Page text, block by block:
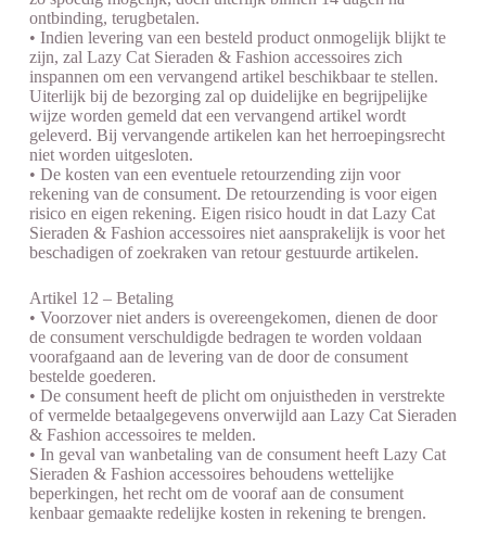
ontbinding, terugbetalen.
• Indien levering van een besteld product onmogelijk blijkt te
zijn, zal Lazy Cat Sieraden & Fashion accessoires zich
inspannen om een vervangend artikel beschikbaar te stellen.
Uiterlijk bij de bezorging zal op duidelijke en begrijpelijke
wijze worden gemeld dat een vervangend artikel wordt
geleverd. Bij vervangende artikelen kan het herroepingsrecht
niet worden uitgesloten.
• De kosten van een eventuele retourzending zijn voor
rekening van de consument. De retourzending is voor eigen
risico en eigen rekening. Eigen risico houdt in dat Lazy Cat
Sieraden & Fashion accessoires niet aansprakelijk is voor het
beschadigen of zoekraken van retour gestuurde artikelen.
Artikel 12 – Betaling
• Voorzover niet anders is overeengekomen, dienen de door
de consument verschuldigde bedragen te worden voldaan
voorafgaand aan de levering van de door de consument
bestelde goederen.
• De consument heeft de plicht om onjuistheden in verstrekte
of vermelde betaalgegevens onverwijld aan Lazy Cat Sieraden
& Fashion accessoires te melden.
• In geval van wanbetaling van de consument heeft Lazy Cat
Sieraden & Fashion accessoires behoudens wettelijke
beperkingen, het recht om de vooraf aan de consument
kenbaar gemaakte redelijke kosten in rekening te brengen.